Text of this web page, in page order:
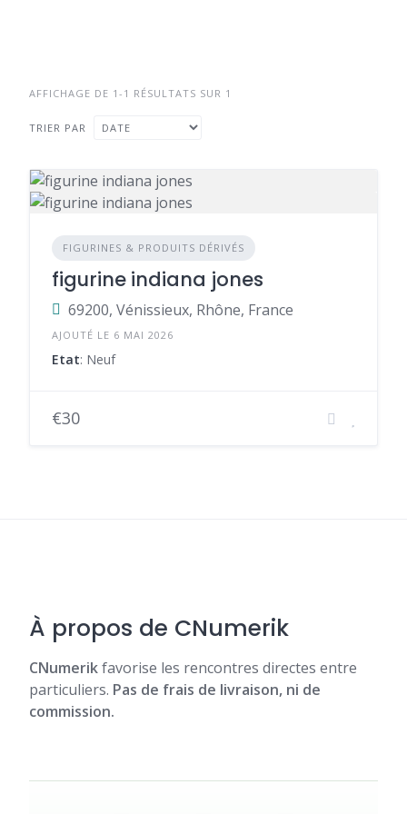
AFFICHAGE DE 1-1 RÉSULTATS SUR 1
TRIER PAR
FIGURINES & PRODUITS DÉRIVÉS
figurine indiana jones
69200, Vénissieux, Rhône, France
AJOUTÉ LE 6 MAI 2026
Etat: Neuf
€30
À propos de CNumerik
CNumerikfavorise les rencontres directes entre
particuliers. Pas de frais de livraison, ni de
commission.